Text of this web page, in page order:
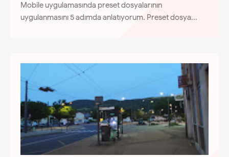
Mobile uygulamasında preset dosyalarının
uygulanmasını 5 adımda anlatıyorum. Preset dosya...